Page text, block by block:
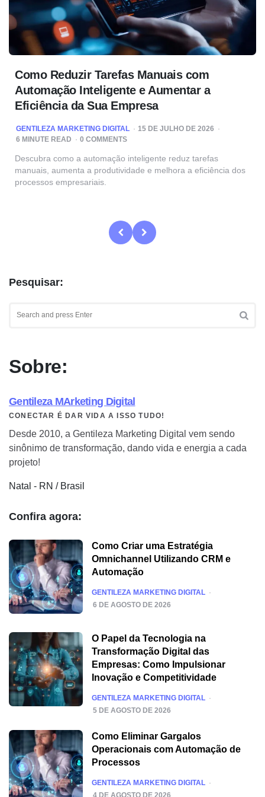
Como Reduzir Tarefas Manuais com
Automação Inteligente e Aumentar a
Eficiência da Sua Empresa
POSTED
BY
GENTILEZA MARKETING DIGITAL
15 DE JULHO DE 2026
6 MINUTE READ 0 COMMENTS
Descubra como a automação inteligente reduz tarefas
manuais, aumenta a produtividade e melhora a eficiência dos
processos empresariais.
Pesquisar:
Sobre:
Gentileza MArketing Digital
CONECTAR É DAR VIDA A ISSO TUDO!
Desde 2010, a Gentileza Marketing Digital vem sendo
sinônimo de transformação, dando vida e energia a cada
projeto!
Natal - RN / Brasil
Confira agora:
Como Criar uma Estratégia
Omnichannel Utilizando CRM e
Automação
POSTED
GENTILEZA MARKETING DIGITAL
6 DE AGOSTO DE 2026
O Papel da Tecnologia na
Transformação Digital das
Empresas: Como Impulsionar
Inovação e Competitividade
POSTED
GENTILEZA MARKETING DIGITAL
5 DE AGOSTO DE 2026
Como Eliminar Gargalos
Operacionais com Automação de
Processos
POSTED
GENTILEZA MARKETING DIGITAL
4 DE AGOSTO DE 2026